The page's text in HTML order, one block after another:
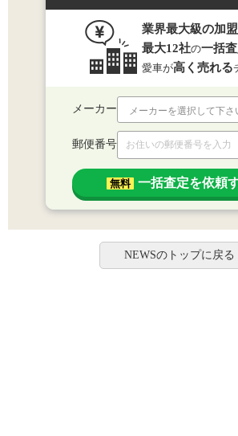
業界最大級の加盟
最大12社の一括
愛車が高く売れる
メーカー
郵便番号
無料 一括査定を依頼
NEWSのトップに戻る